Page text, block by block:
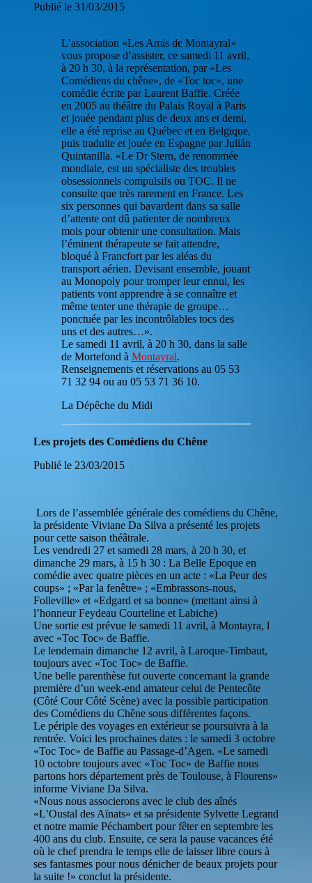
Publié le 31/03/2015
L’association «Les Amis de Montayral»
vous propose d’assister, ce samedi 11 avril,
à 20 h 30, à la représentation, par «Les
Comédiens du chêne», de «Toc toc», une
comédie écrite par Laurent Baffie. Créée
en 2005 au théâtre du Palais Royal à Paris
et jouée pendant plus de deux ans et demi,
elle a été reprise au Québec et en Belgique,
puis traduite et jouée en Espagne par Julián
Quintanilla. «Le Dr Stern, de renommée
mondiale, est un spécialiste des troubles
obsessionnels compulsifs ou TOC. Il ne
consulte que très rarement en France. Les
six personnes qui bavardent dans sa salle
d’attente ont dû patienter de nombreux
mois pour obtenir une consultation. Mais
l’éminent thérapeute se fait attendre,
bloqué à Francfort par les aléas du
transport aérien. Devisant ensemble, jouant
au Monopoly pour tromper leur ennui, les
patients vont apprendre à se connaître et
même tenter une thérapie de groupe…
ponctuée par les incontrôlables tocs des
uns et des autres…».
Le samedi 11 avril, à 20 h 30, dans la salle
de Mortefond à Montayral.
Renseignements et réservations au 05 53
71 32 94 ou au 05 53 71 36 10.
La Dépêche du Midi
Les projets des Comédiens du Chêne
Publié le 23/03/2015
Lors de l’assemblée générale des comédiens du Chêne,
la présidente Viviane Da Silva a présenté les projets
pour cette saison théâtrale.
Les vendredi 27 et samedi 28 mars, à 20 h 30, et
dimanche 29 mars, à 15 h 30 : La Belle Epoque en
comédie avec quatre pièces en un acte : «La Peur des
coups» ; «Par la fenêtre» ; «Embrassons-nous,
Folleville» et «Edgard et sa bonne» (mettant ainsi à
l’honneur Feydeau Courteline et Labiche)
Une sortie est prévue le samedi 11 avril, à Montayra, l
avec «Toc Toc» de Baffie.
Le lendemain dimanche 12 avril, à Laroque-Timbaut,
toujours avec «Toc Toc» de Baffie.
Une belle parenthèse fut ouverte concernant la grande
première d’un week-end amateur celui de Pentecôte
(Côté Cour Côté Scène) avec la possible participation
des Comédiens du Chêne sous différentes façons.
Le périple des voyages en extérieur se poursuivra à la
rentrée. Voici les prochaines dates : le samedi 3 octobre
«Toc Toc» de Baffie au Passage-d’Agen. «Le samedi
10 octobre toujours avec «Toc Toc» de Baffie nous
partons hors département près de Toulouse, à Flourens»
informe Viviane Da Silva.
«Nous nous associerons avec le club des aînés
«L’Oustal des Aïnats» et sa présidente Sylvette Legrand
et notre mamie Péchambert pour fêter en septembre les
400 ans du club. Ensuite, ce sera la pause vacances été
où le chef prendra le temps elle de laisser libre cours à
ses fantasmes pour nous dénicher de beaux projets pour
la suite !» conclut la présidente.